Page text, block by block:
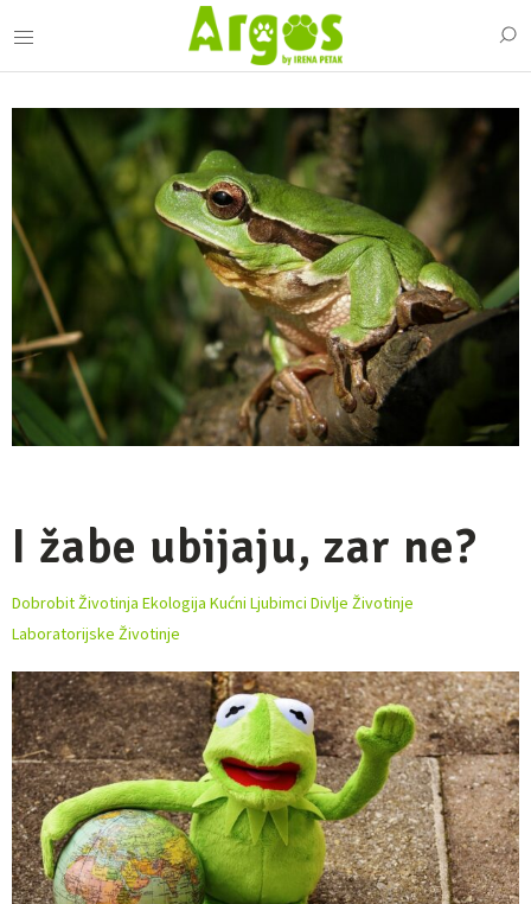
I žabe ubijaju, zar ne?
Dobrobit Životinja Ekologija Kućni Ljubimci Divlje Životinje
Laboratorijske Životinje